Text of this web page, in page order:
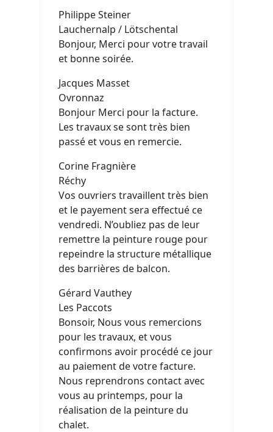
Philippe Steiner
Lauchernalp / Lötschental
Bonjour, Merci pour votre travail
et bonne soirée.
Jacques Masset
Ovronnaz
Bonjour Merci pour la facture.
Les travaux se sont très bien
passé et vous en remercie.
Corine Fragnière
Réchy
Vos ouvriers travaillent très bien
et le payement sera effectué ce
vendredi. N’oubliez pas de leur
remettre la peinture rouge pour
repeindre la structure métallique
des barrières de balcon.
Gérard Vauthey
Les Paccots
Bonsoir, Nous vous remercions
pour les travaux, et vous
confirmons avoir procédé ce jour
au paiement de votre facture.
Nous reprendrons contact avec
vous au printemps, pour la
réalisation de la peinture du
chalet.